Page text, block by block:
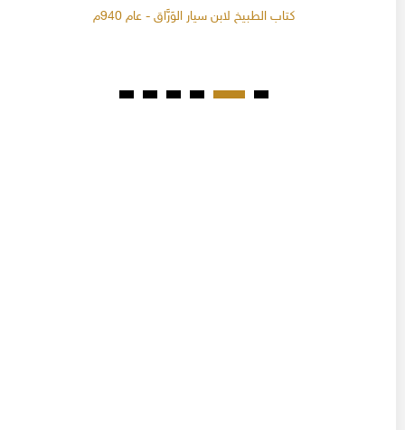
كتاب الطبيخ لابن سيار الوَرَّاق - عام 940م